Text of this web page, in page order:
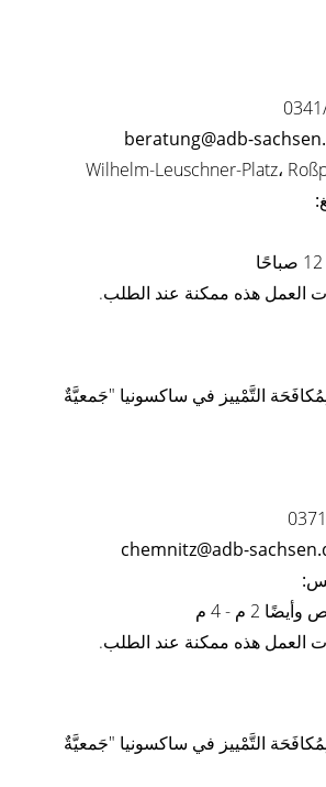
beratung@adb-
العمل هذه ممكنة عند الطلب.
التَّمْييز في ساكسونيا "جَمعيَّةٌ
chemnitz@adb-
وأيضًا
العمل هذه ممكنة عند الطلب.
التَّمْييز في ساكسونيا "جَمعيَّةٌ